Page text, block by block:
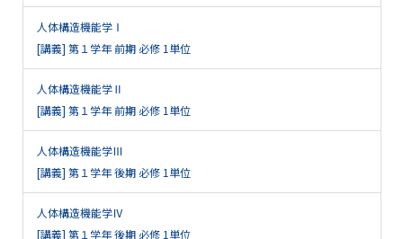
人体構造機能学Ⅰ
[講義] 第１学年 前期 必修 1単位
人体構造機能学Ⅱ
[講義] 第１学年 前期 必修 1単位
人体構造機能学Ⅲ
[講義] 第１学年 後期 必修 1単位
人体構造機能学Ⅳ
[講義] 第１学年 後期 必修 1単位